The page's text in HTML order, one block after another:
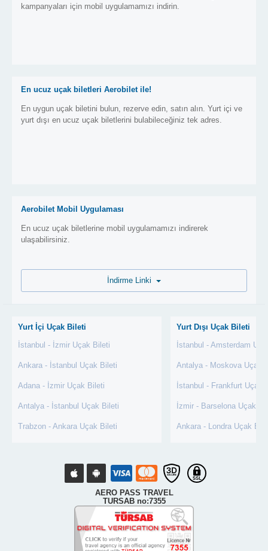
kampanyaları için mobil uygulamamızı indirin.
En ucuz uçak biletleri Aerobilet ile!
En uygun uçak biletini bulun, rezerve edin, satın alın. Yurt içi ve
yurt dışı en ucuz uçak biletlerini bulabileceğiniz tek adres.
Aerobilet Mobil Uygulaması
En ucuz uçak biletlerine mobil uygulamamızı indirerek
ulaşabilirsiniz.
Yurt İçi Uçak Bileti
İstanbul - İzmir Uçak Bileti
Ankara - İstanbul Uçak Bileti
Adana - İzmir Uçak Bileti
Antalya - İstanbul Uçak Bileti
Trabzon - Ankara Uçak Bileti
Yurt Dışı Uçak Bileti
İstanbul - Amsterdam
Antalya - Moskova Uçak
İstanbul - Frankfurt Uçak
İzmir - Barselona Uçak
Ankara - Londra Uçak
AERO PASS TRAVEL
TURSAB no:7355